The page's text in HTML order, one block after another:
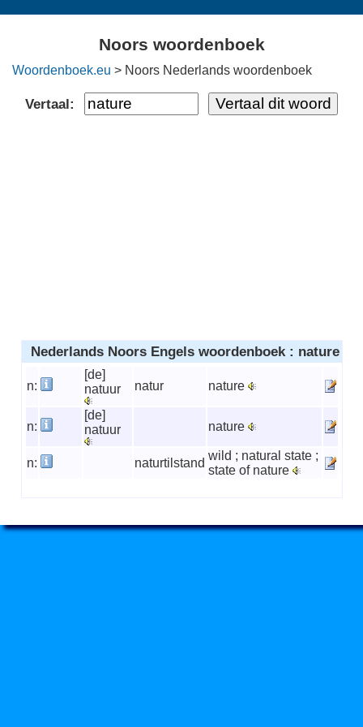
Noors woordenboek
Woordenboek.eu > Noors Nederlands woordenboek
Vertaal:
Nederlands Noors Engels woordenboek : nature
n:
[de]
natuur
natur nature
n:
[de]
natuur
nature
n: naturtilstand
wild ; natural state ;
state of nature